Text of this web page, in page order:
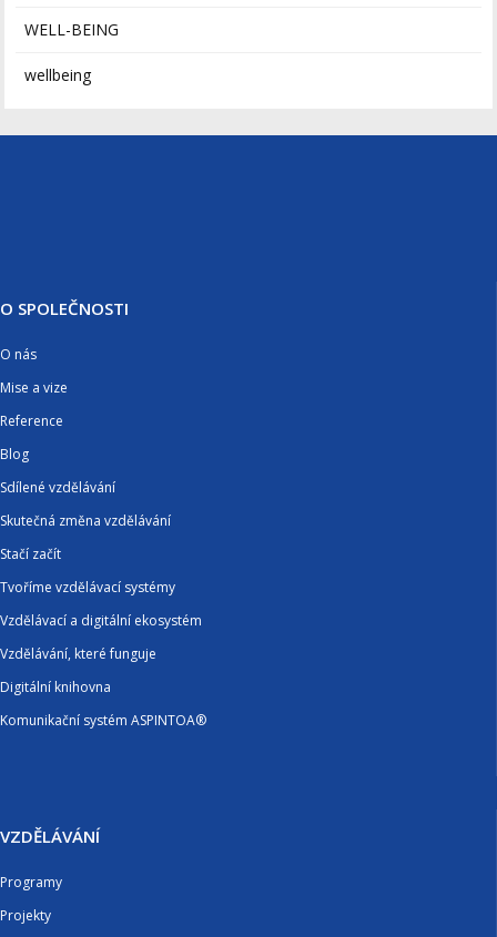
WELL-BEING
wellbeing
O SPOLEČNOSTI
O nás
Mise a vize
Reference
Blog
Sdílené vzdělávání
Skutečná změna vzdělávání
Stačí začít
Tvoříme vzdělávací systémy
Vzdělávací a digitální ekosystém
Vzdělávání, které funguje
Digitální knihovna
Komunikační systém ASPINTOA®
VZDĚLÁVÁNÍ
Programy
Projekty